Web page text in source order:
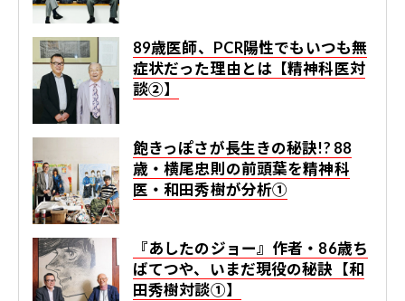
89歳医師、PCR陽性でもいつも無
症状だった理由とは【精神科医対
談②】
飽きっぽさが長生きの秘訣!? 88
歳・横尾忠則の前頭葉を精神科
医・和田秀樹が分析①
『あしたのジョー』作者・86歳ち
ばてつや、いまだ現役の秘訣【和
田秀樹対談①】